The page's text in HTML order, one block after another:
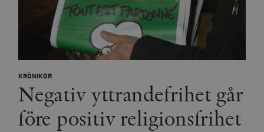
KRÖNIKOR
Negativ yttrandefrihet går
före positiv religionsfrihet